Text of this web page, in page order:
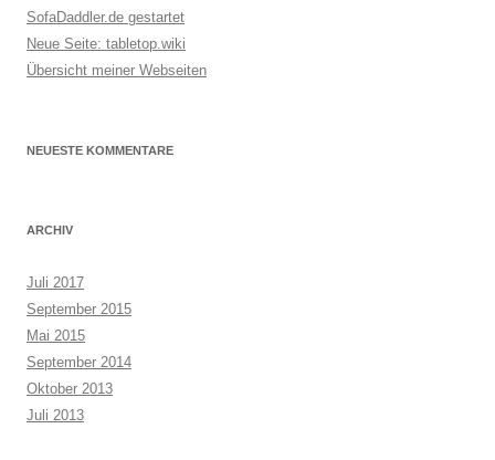
SofaDaddler.de gestartet
Neue Seite: tabletop.wiki
Übersicht meiner Webseiten
NEUESTE KOMMENTARE
ARCHIV
Juli 2017
September 2015
Mai 2015
September 2014
Oktober 2013
Juli 2013